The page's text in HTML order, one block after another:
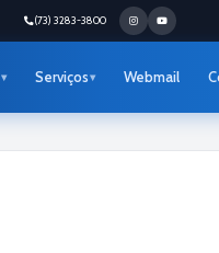
(73) 3283-3800
Serviços Webmail